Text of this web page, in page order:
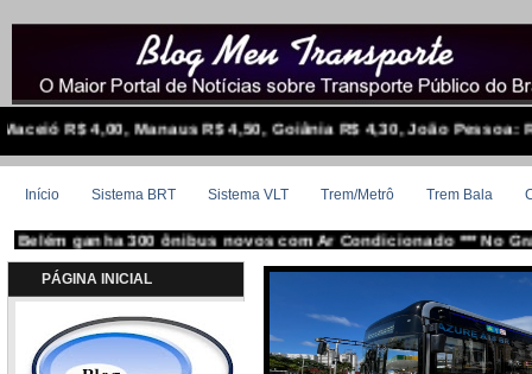
R$ 4,50, Goiânia R$ 4,30, João Pessoa: R$ 4,90,
Início Sistema BRT Sistema VLT Trem/Metrô Trem Bala
ônibus novos com Ar Condicionado *** No Grande
PÁGINA INICIAL